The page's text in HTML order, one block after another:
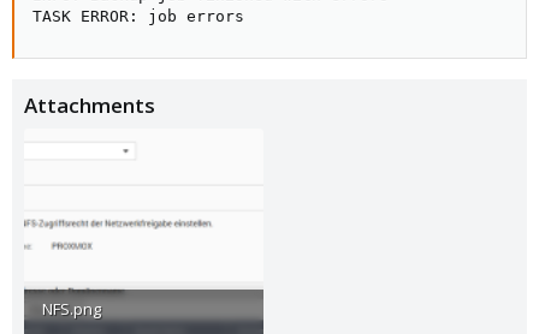
TASK ERROR: job errors
Attachments
NFS.png